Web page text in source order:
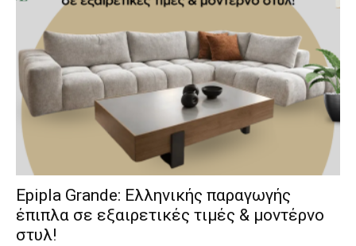
Epipla Grande: Ελληνικής παραγωγής
έπιπλα σε εξαιρετικές τιμές & μοντέρνο
στυλ!